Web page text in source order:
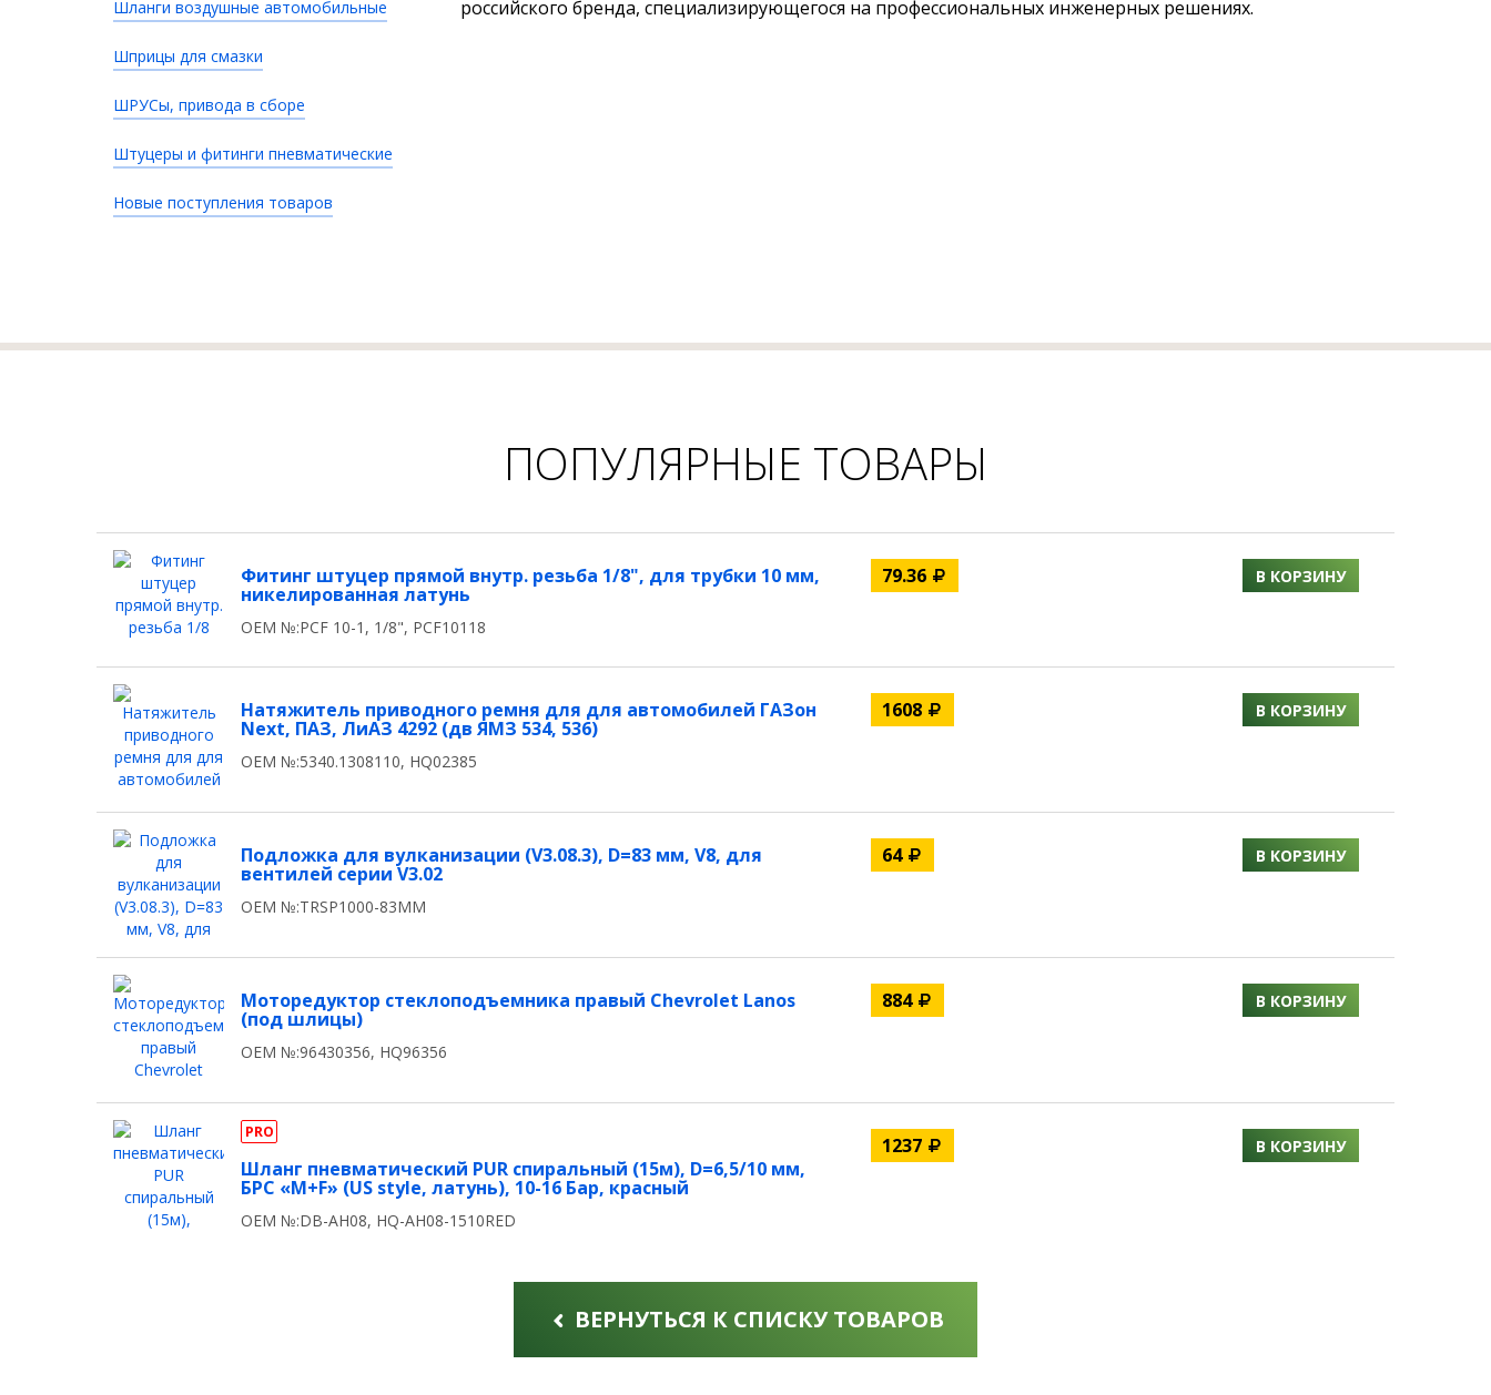
Шланги воздушные автомобильные
Шприцы для смазки
ШРУСы, привода в сборе
Штуцеры и фитинги пневматические
Новые поступления товаров
российского бренда, специализирующегося на профессиональных инженерных решениях.
ПОПУЛЯРНЫЕ ТОВАРЫ
Фитинг штуцер прямой внутр. резьба 1/8", для трубки 10 мм,
никелированная латунь
OEM №:PCF 10-1, 1/8", PCF10118
79.36 В КОРЗИНУ
Натяжитель приводного ремня для для автомобилей ГАЗон
Next, ПАЗ, ЛиАЗ 4292 (дв ЯМЗ 534, 536)
OEM №:5340.1308110, HQ02385
1608 В КОРЗИНУ
Подложка для вулканизации (V3.08.3), D=83 мм, V8, для
вентилей серии V3.02
OEM №:TRSP1000-83MM
64 В КОРЗИНУ
Моторедуктор стеклоподъемника правый Chevrolet Lanos
(под шлицы)
OEM №:96430356, HQ96356
884 В КОРЗИНУ
PRO
Шланг пневматический PUR спиральный (15м), D=6,5/10 мм,
БРС «M+F» (US style, латунь), 10-16 Бар, красный
OEM №:DB-AH08, HQ-AH08-1510RED
1237 В КОРЗИНУ
ВЕРНУТЬСЯ К СПИСКУ ТОВАРОВ